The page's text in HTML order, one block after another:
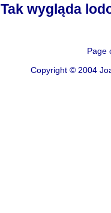
Tak wygląda
Page
Copyright © 2004